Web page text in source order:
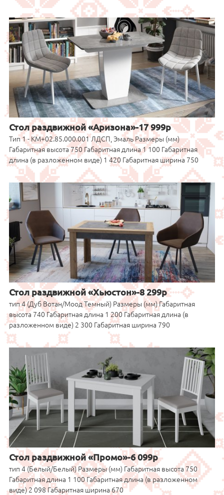
Стол раздвижной «Аризона»-17 999р
Тип 1 - КМ+02.85.000.001 ЛДСП, Эмаль Размеры (мм)
Габаритная высота 750 Габаритная длина 1 100 Габаритная
длина (в разложенном виде) 1 420 Габаритная ширина 750
Стол раздвижной «Хьюстон»-8 299р
тип 4 (Дуб Вотан/Моод Темный) Размеры (мм) Габаритная
высота 740 Габаритная длина 1 200 Габаритная длина (в
разложенном виде) 2 300 Габаритная ширина 790
Стол раздвижной «Промо»-6 099р
тип 4 (Белый/Белый) Размеры (мм) Габаритная высота 750
Габаритная длина 1 100 Габаритная длина (в разложенном
виде) 2 098 Габаритная ширина 670